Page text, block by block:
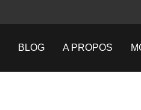
BLOG A PROPOS